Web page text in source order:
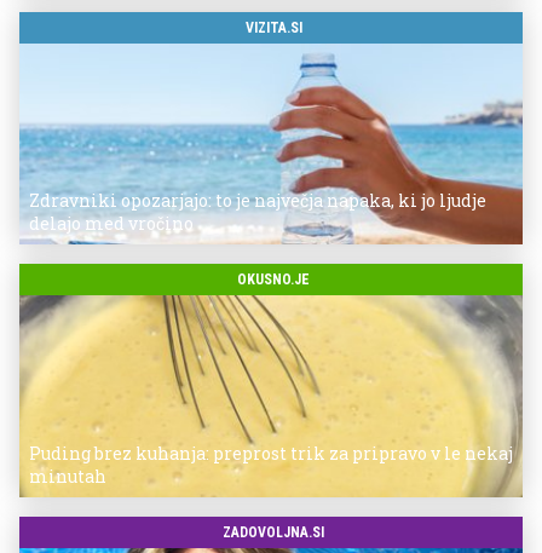
VIZITA.SI
Zdravniki opozarjajo: to je največja napaka, ki jo ljudje
delajo med vročino
OKUSNO.JE
Puding brez kuhanja: preprost trik za pripravo v le nekaj
minutah
ZADOVOLJNA.SI